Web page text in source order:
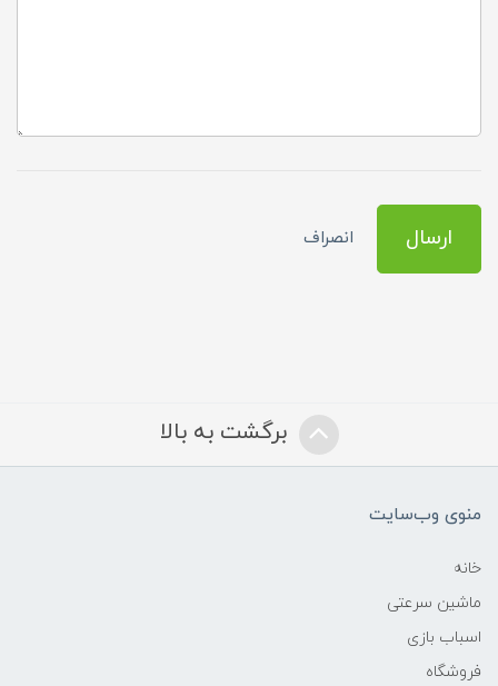
ارسال انصراف
برگشت به بالا
منوی وب‌سایت
خانه
ماشین سرعتی
اسباب بازی
فروشگاه